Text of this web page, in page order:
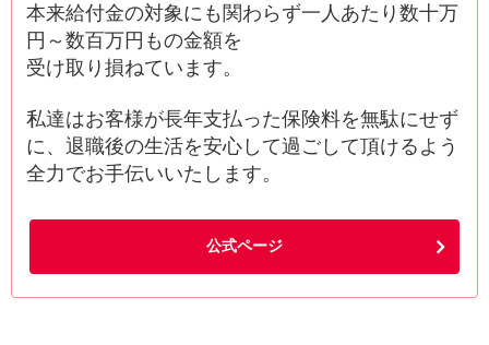
本来給付金の対象にも関わらず一人あたり数十万
円～数百万円もの金額を
受け取り損ねています。
私達はお客様が長年支払った保険料を無駄にせず
に、退職後の生活を安心して過ごして頂けるよう
全力でお手伝いいたします。
公式ページ